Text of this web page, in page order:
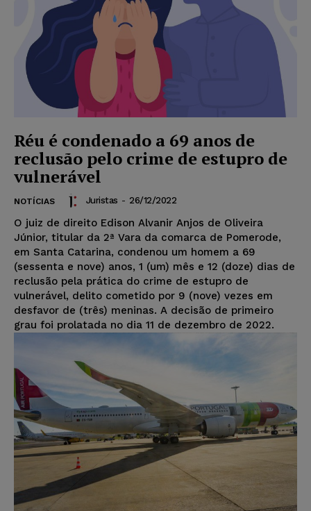
Réu é condenado a 69 anos de
reclusão pelo crime de estupro de
vulnerável
NOTÍCIAS Juristas - 26/12/2022
O juiz de direito Edison Alvanir Anjos de Oliveira
Júnior, titular da 2ª Vara da comarca de Pomerode,
em Santa Catarina, condenou um homem a 69
(sessenta e nove) anos, 1 (um) mês e 12 (doze) dias de
reclusão pela prática do crime de estupro de
vulnerável, delito cometido por 9 (nove) vezes em
desfavor de (três) meninas. A decisão de primeiro
grau foi prolatada no dia 11 de dezembro de 2022.